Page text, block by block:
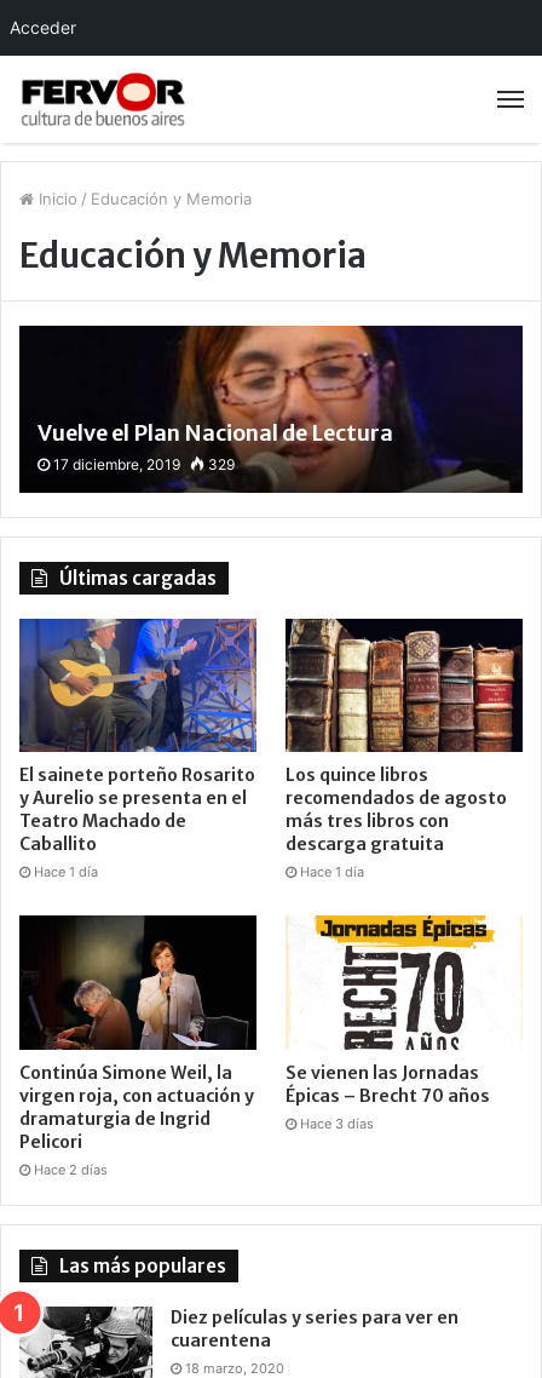
Inicio / Educación y Memoria
Educación y Memoria
Vuelve el Plan Nacional de Lectura
17 diciembre, 2019 329
Últimas cargadas
El sainete porteño Rosarito
y Aurelio se presenta en el
Teatro Machado de
Caballito
Hace 1 día
Los quince libros
recomendados de agosto
más tres libros con
descarga gratuita
Hace 1 día
Continúa Simone Weil, la
virgen roja, con actuación y
dramaturgia de Ingrid
Pelicori
Hace 2 días
Se vienen las Jornadas
Épicas – Brecht 70 años
Hace 3 días
Las más populares
Diez películas y series para ver en
cuarentena
18 marzo, 2020
Acceder